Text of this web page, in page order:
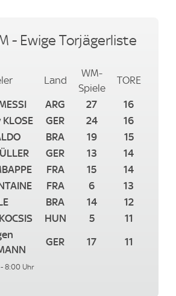
- Ewige Torjägerliste
Land
WM-
Spiele
TORE
ARG 27
16
GER 24
16
BRA 19
15
GER 13
14
FRA 15
14
FRA 6
13
BRA 14
12
HUN 5
11
GER 17 11
8:00 Uhr